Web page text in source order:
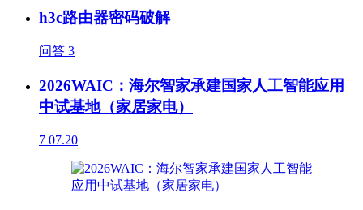
h3c路由器密码破解
问答 3
2026WAIC：海尔智家承建国家人工智能应用
中试基地（家居家电）
7 07.20